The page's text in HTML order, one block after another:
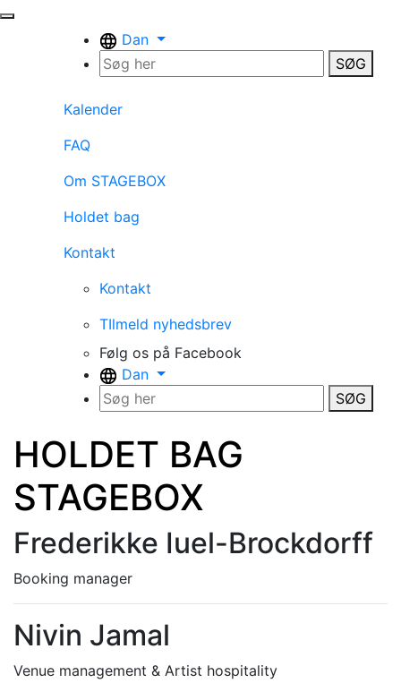
Dan
SØG
Kalender
FAQ
Om STAGEBOX
Holdet bag
Kontakt
Kontakt
TIlmeld nyhedsbrev
Følg os på Facebook
Dan
SØG
HOLDET BAG
STAGEBOX
Frederikke Iuel-Brockdorff
Booking manager
Nivin Jamal
Venue management & Artist hospitality